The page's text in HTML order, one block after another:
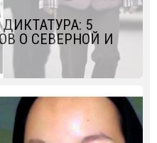
5
О СЕВЕРНОЙ И